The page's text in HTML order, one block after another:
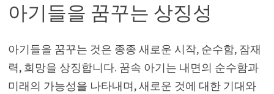
아기들을 꿈꾸는 상징성
아기들을 꿈꾸는 것은 종종 새로운 시작, 순수함, 잠재
력, 희망을 상징합니다. 꿈속 아기는 내면의 순수함과
미래의 가능성을 나타내며, 새로운 것에 대한 기대와